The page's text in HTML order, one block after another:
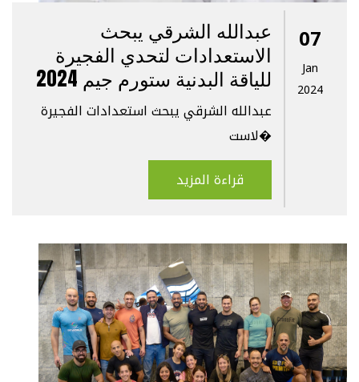
عبدالله الشرقي يبحث
الاستعدادات لتحدي الفجيرة
للياقة البدنية ستورم جيم 2024
عبدالله الشرقي يبحث استعدادات الفجيرة
لاست�
قراءة المزيد
07
Jan
2024